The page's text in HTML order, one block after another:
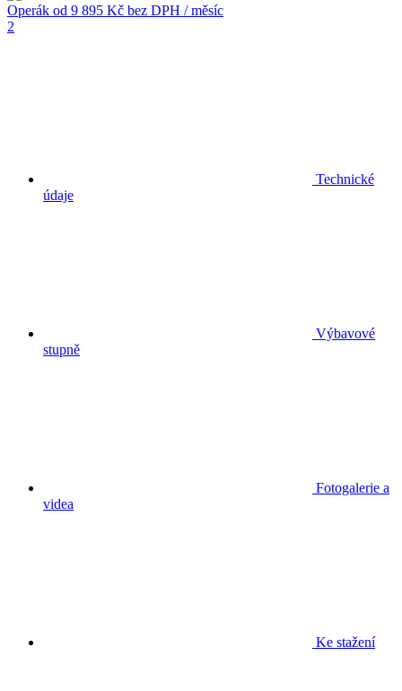
Operák od 9 895 Kč bez DPH / měsíc
2
Technické
údaje
Výbavové
stupně
Fotogalerie a
videa
Ke stažení